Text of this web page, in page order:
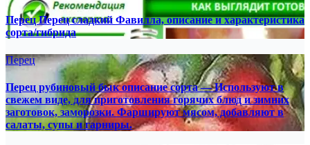
Перец Перец сладкий Фавилла, описание и характеристика
сорта/гибрида
Перец
Перец рубиновый бык описание сорта — Используют в
свежем виде, для приготовления горячих блюд и зимних
заготовок, заморозки. Фаршируют мясом, добавляют в
салаты, супы и гарниры.